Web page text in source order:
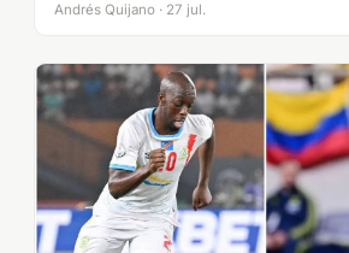
Andrés Quijano · 27 jul.